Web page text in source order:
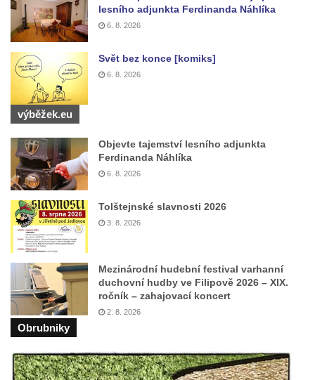
Socha vodníka v Plavu
Socha svatého Jana Nepomuckého v
Třebušíně
Pamětní deska Johanna Nepomuka
Fischera na domě čp. 5/16 na třídě 9.
května v Rumburku
Pamětní deska Johanna Neumanna
severně od Tokáně
Obrázek svatého Huberta na buku svatého
Huberta
Obrázek svatého Jakuba na skále u cesty
východně od Srbské Kamenice
Busta Jana Amose Komenského na domě
čp. 37 v Račicích
Socha ležícího koně v Sadech
Československé armády v Teplicích
Sochy Ležící žena v Tierpark Chemnitz
lesního adjunkta Ferdinanda Náhlíka
6. 8. 2026
Svět bez konce [komiks]
6. 8. 2026
výběžek.eu
Objevte tajemství lesního adjunkta
Ferdinanda Náhlíka
6. 8. 2026
Tolštejnské slavnosti 2026
3. 8. 2026
Mezinárodní hudební festival varhanní
duchovní hudby ve Filipově 2026 – XIX.
ročník – zahajovací koncert
2. 8. 2026
Obrubniky